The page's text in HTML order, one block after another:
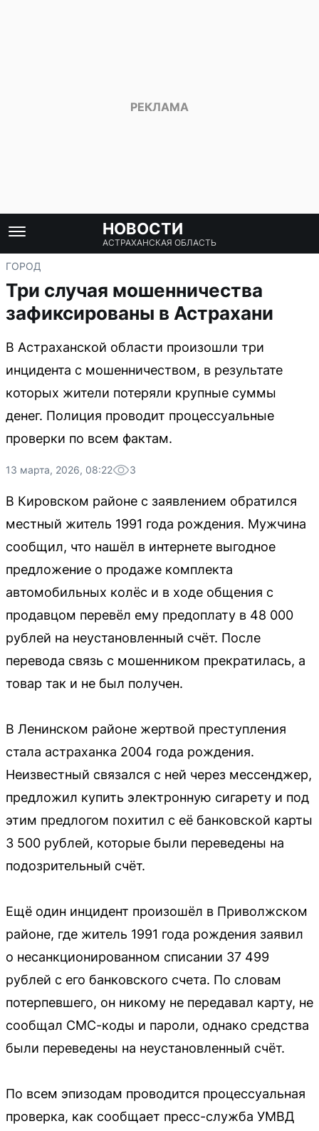
НОВОСТИ
АСТРАХАНСКАЯ ОБЛАСТЬ
ГОРОД
Три случая мошенничества
зафиксированы в Астрахани
В Астраханской области произошли три
инцидента с мошенничеством, в результате
которых жители потеряли крупные суммы
денег. Полиция проводит процессуальные
проверки по всем фактам.
13 марта, 2026, 08:22 3
В Кировском районе с заявлением обратился
местный житель 1991 года рождения. Мужчина
сообщил, что нашёл в интернете выгодное
предложение о продаже комплекта
автомобильных колёс и в ходе общения с
продавцом перевёл ему предоплату в 48 000
рублей на неустановленный счёт. После
перевода связь с мошенником прекратилась, а
товар так и не был получен.
В Ленинском районе жертвой преступления
стала астраханка 2004 года рождения.
Неизвестный связался с ней через мессенджер,
предложил купить электронную сигарету и под
этим предлогом похитил с её банковской карты
3 500 рублей, которые были переведены на
подозрительный счёт.
Ещё один инцидент произошёл в Приволжском
районе, где житель 1991 года рождения заявил
о несанкционированном списании 37 499
рублей с его банковского счета. По словам
потерпевшего, он никому не передавал карту, не
сообщал СМС-коды и пароли, однако средства
были переведены на неустановленный счёт.
По всем эпизодам проводится процессуальная
проверка, как сообщает пресс-служба УМВД